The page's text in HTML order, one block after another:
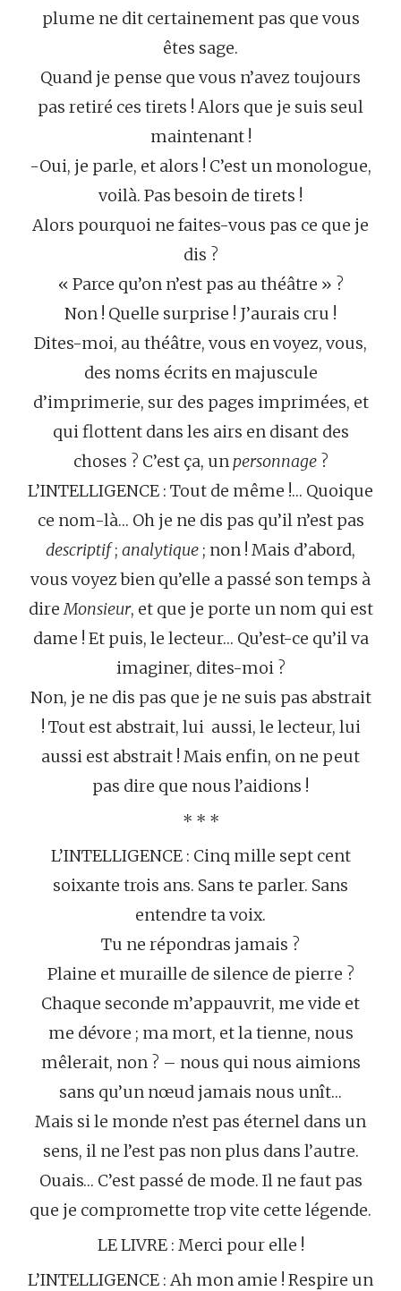
plume ne dit certainement pas que vous
êtes sage.
Quand je pense que vous n’avez toujours
pas retiré ces tirets ! Alors que je suis seul
maintenant !
-Oui, je parle, et alors ! C’est un monologue,
voilà. Pas besoin de tirets !
Alors pourquoi ne faites-vous pas ce que je
dis ?
« Parce qu’on n’est pas au théâtre » ?
Non ! Quelle surprise ! J’aurais cru !
Dites-moi, au théâtre, vous en voyez, vous,
des noms écrits en majuscule
d’imprimerie, sur des pages imprimées, et
qui flottent dans les airs en disant des
choses ? C’est ça, un personnage?
L’INTELLIGENCE : Tout de même !… Quoique
ce nom-là… Oh je ne dis pas qu’il n’est pas
descriptif; analytique ; non ! Mais d’abord,
vous voyez bien qu’elle a passé son temps à
direMonsieur, et que je porte un nom qui est
dame ! Et puis, le lecteur… Qu’est-ce qu’il va
imaginer, dites-moi ?
Non, je ne dis pas que je ne suis pas abstrait
! Tout est abstrait, lui aussi, le lecteur, lui
aussi est abstrait ! Mais enfin, on ne peut
pas dire que nous l’aidions !
* * *
L’INTELLIGENCE : Cinq mille sept cent
soixante trois ans. Sans te parler. Sans
entendre ta voix.
Tu ne répondras jamais ?
Plaine et muraille de silence de pierre ?
Chaque seconde m’appauvrit, me vide et
me dévore ; ma mort, et la tienne, nous
mêlerait, non ? – nous qui nous aimions
sans qu’un nœud jamais nous unît…
Mais si le monde n’est pas éternel dans un
sens, il ne l’est pas non plus dans l’autre.
Ouais… C’est passé de mode. Il ne faut pas
que je compromette trop vite cette légende.
LE LIVRE : Merci pour elle !
L’INTELLIGENCE : Ah mon amie ! Respire un